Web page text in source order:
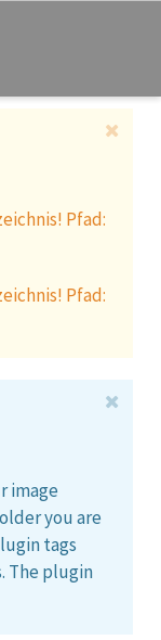
Pfad:
Pfad:
image
you are
tags
The plugin